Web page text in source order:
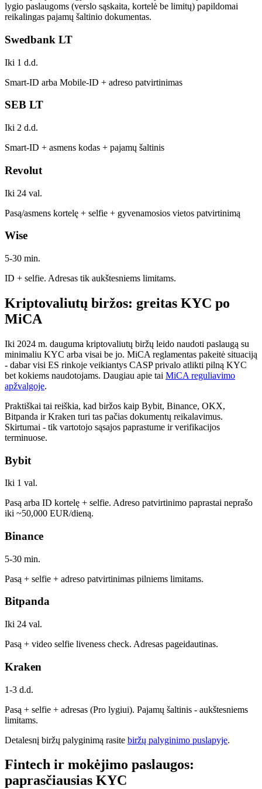
lygio paslaugoms (verslo sąskaita, kortelė be limitų) papildomai
reikalingas pajamų šaltinio dokumentas.
Swedbank LT
Iki 1 d.d.
Smart-ID arba Mobile-ID + adreso patvirtinimas
SEB LT
Iki 2 d.d.
Smart-ID + asmens kodas + pajamų šaltinis
Revolut
Iki 24 val.
Pasą/asmens kortelę + selfie + gyvenamosios vietos patvirtinimą
Wise
5-30 min.
ID + selfie. Adresas tik aukštesniems limitams.
Kriptovaliutų biržos: greitas KYC po
MiCA
Iki 2024 m. dauguma kriptovaliutų biržų leido naudoti paslaugą su
minimaliu KYC arba visai be jo. MiCA reglamentas pakeitė situaciją
- dabar visi ES rinkoje veikiantys CASP privalo atlikti pilną KYC
bet kokiems naudotojams. Daugiau apie tai MiCA reguliavimo
apžvalgoje.
Praktiškai tai reiškia, kad biržos kaip Bybit, Binance, OKX,
Bitpanda ir Kraken turi tas pačias dokumentų reikalavimus.
Skirtumai - tik vartotojo sąsajos paprastume ir verifikacijos
terminuose.
Bybit
Iki 1 val.
Pasą arba ID kortelę + selfie. Adreso patvirtinimo paprastai neprašo
iki ~50,000 EUR/dieną.
Binance
5-30 min.
Pasą + selfie + adreso patvirtinimas pilniems limitams.
Bitpanda
Iki 24 val.
Pasą + video selfie liveness check. Adresas pageidautinas.
Kraken
1-3 d.d.
Pasą + selfie + adresas (Pro lygiui). Pajamų šaltinis - aukštesniems
limitams.
Detalesnį biržų palyginimą rasite biržų palyginimo puslapyje.
Fintech ir mokėjimo paslaugos:
paprasčiausias KYC